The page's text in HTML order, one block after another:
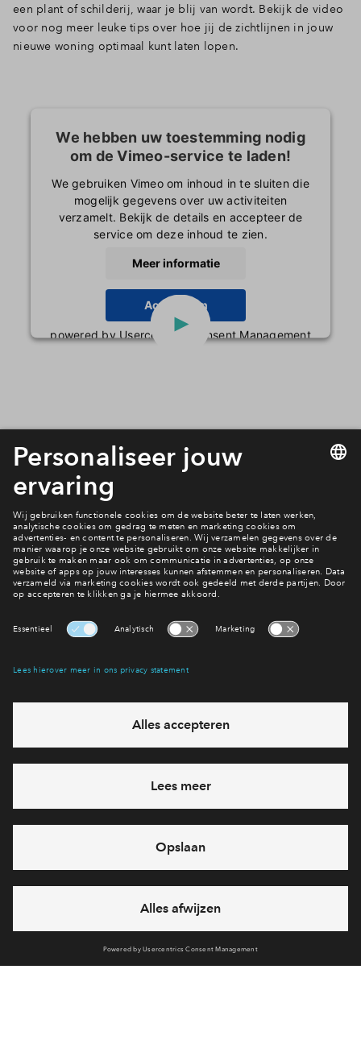
een plant of schilderij, waar je blij van wordt. Bekijk de video
voor nog meer leuke tips over hoe jij de zichtlijnen in jouw
nieuwe woning optimaal kunt laten lopen.
We hebben uw toestemming nodig
om de Vimeo-service te laden!
We gebruiken Vimeo om inhoud in te sluiten die
mogelijk gegevens over uw activiteiten
verzamelt. Bekijk de details en accepteer de
service om deze inhoud te zien.
Meer informatie
Accepteren
powered byUsercentrics Consent Management
Woning kopen in Buurt 4?
Uitleg Woning Kopen
eventuele projecten
Ja, ik wil mij aanmelden
Heb je een vraag en wil je direct antwoord? Bel ons op088 -
71 22 894
6 dagen per week beschikbaar (behalve tijdens
feestdagen)
vandaag van 09:00 - 18:00 uur